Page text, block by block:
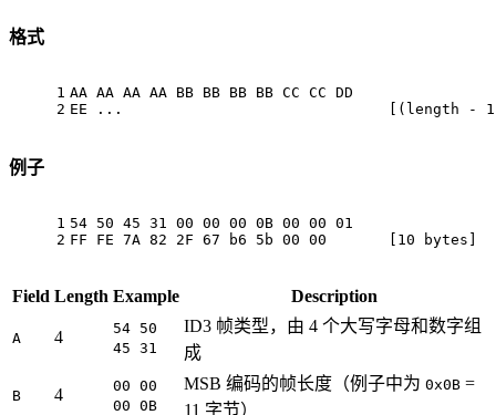
格式
1
2
AA AA AA AA BB BB BB BB CC CC DD
EE ...                              [(length - 1)
例子
1
2
54 50 45 31 00 00 00 0B 00 00 01
FF FE 7A 82 2F 67 b6 5b 00 00       [10 bytes]
Field Length Example Description
A 4
54 50
45 31
ID3 帧类型，由 4 个大写字母和数字组
成
B 4
00 00
00 0B
MSB 编码的帧长度（例子中为 0x0B =
11 字节）